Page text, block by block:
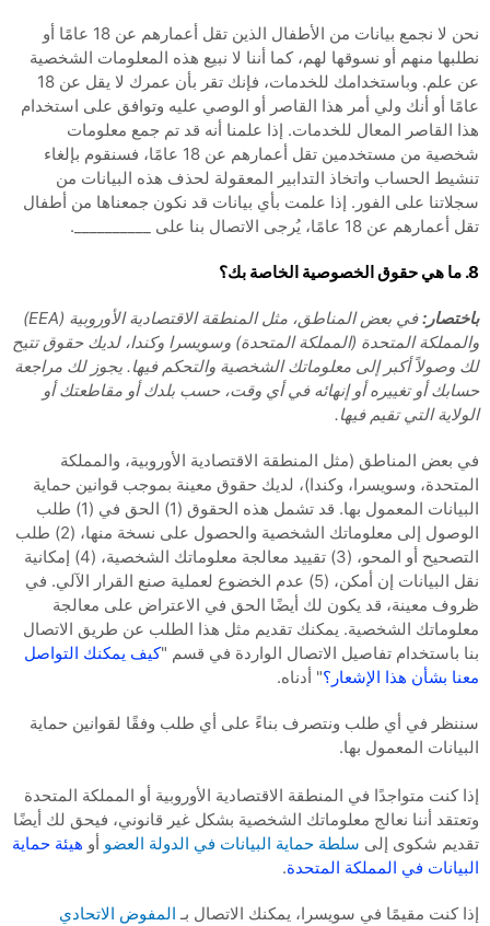
نحن لا نجمع بيانات من الأطفال الذين تقل أعمارهم عن 18 عامًا أو
نطلبها منهم أو نسوقها لهم، كما أننا لا نبيع هذه المعلومات الشخصية
عن علم. وباستخدامك للخدمات، فإنك تقر بأن عمرك لا يقل عن 18
عامًا أو أنك ولي أمر هذا القاصر أو الوصي عليه وتوافق على استخدام
هذا القاصر المعال للخدمات. إذا علمنا أنه قد تم جمع معلومات
شخصية من مستخدمين تقل أعمارهم عن 18 عامًا، فسنقوم بإلغاء
تنشيط الحساب واتخاذ التدابير المعقولة لحذف هذه البيانات من
سجلاتنا على الفور. إذا علمت بأي بيانات قد نكون جمعناها من أطفال
تقل أعمارهم عن 18 عامًا، يُرجى الاتصال بنا على __________.
8. ما هي حقوق الخصوصية الخاصة بك؟
باختصار:
في بعض المناطق، مثل المنطقة الاقتصادية الأوروبية (EEA)
والمملكة المتحدة (المملكة المتحدة) وسويسرا وكندا، لديك حقوق تتيح
لك وصولاً أكبر إلى معلوماتك الشخصية والتحكم فيها. يجوز لك مراجعة
حسابك أو تغييره أو إنهائه في أي وقت، حسب بلدك أو مقاطعتك أو
الولاية التي تقيم فيها.
في بعض المناطق (مثل المنطقة الاقتصادية الأوروبية، والمملكة
المتحدة، وسويسرا، وكندا)، لديك حقوق معينة بموجب قوانين حماية
البيانات المعمول بها. قد تشمل هذه الحقوق (1) الحق في (1) طلب
الوصول إلى معلوماتك الشخصية والحصول على نسخة منها، (2) طلب
التصحيح أو المحو، (3) تقييد معالجة معلوماتك الشخصية، (4) إمكانية
نقل البيانات إن أمكن، (5) عدم الخضوع لعملية صنع القرار الآلي. في
ظروف معينة، قد يكون لك أيضًا الحق في الاعتراض على معالجة
معلوماتك الشخصية. يمكنك تقديم مثل هذا الطلب عن طريق الاتصال
بنا باستخدام تفاصيل الاتصال الواردة في قسم "كيف يمكنك التواصل
معنا بشأن هذا الإشعار؟" أدناه.
سننظر في أي طلب ونتصرف بناءً على أي طلب وفقًا لقوانين حماية
البيانات المعمول بها.
إذا كنت متواجدًا في المنطقة الاقتصادية الأوروبية أو المملكة المتحدة
وتعتقد أننا نعالج معلوماتك الشخصية بشكل غير قانوني، فيحق لك أيضًا
تقديم شكوى إلى سلطة حماية البيانات في الدولة العضو أو هيئة حماية
البيانات في المملكة المتحدة.
إذا كنت مقيمًا في سويسرا، يمكنك الاتصال بـ المفوض الاتحادي